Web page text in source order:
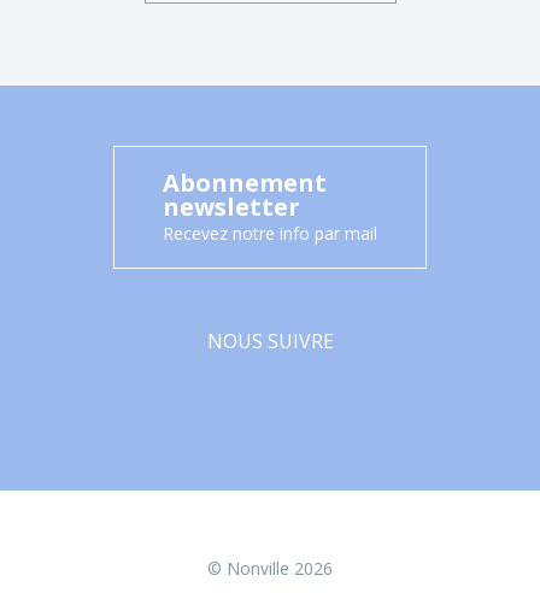
Abonnement
newsletter
Recevez notre info par mail
NOUS SUIVRE
© Nonville 2026